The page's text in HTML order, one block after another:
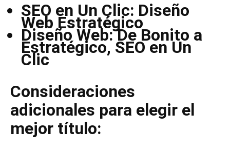
SEO en Un Clic: Diseño
Web Estratégico
Diseño Web: De Bonito a
Estratégico, SEO en Un
Clic
Consideraciones
adicionales para elegir el
mejor título: